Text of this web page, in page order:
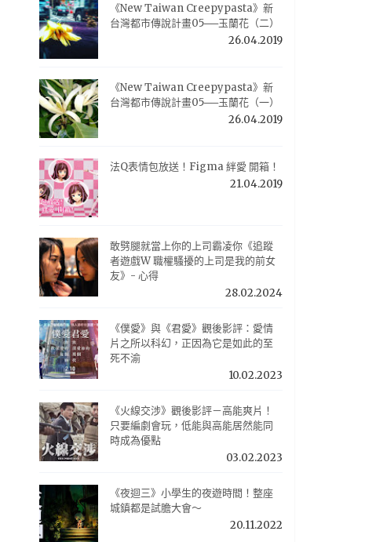
《New Taiwan Creepypasta》新
台灣都市傳說計畫05──玉蘭花（二）
26.04.2019
《New Taiwan Creepypasta》新
台灣都市傳說計畫05──玉蘭花（一）
26.04.2019
法Q表情包放送！Figma 絆愛 開箱！
21.04.2019
敢劈腿就當上你的上司霸凌你《追蹤
者遊戲W 職權騷擾的上司是我的前女
友》- 心得
28.02.2024
《僕愛》與《君愛》觀後影評：愛情
片之所以科幻，正因為它是如此的至
死不渝
10.02.2023
《火線交涉》觀後影評－高能爽片！
只要編劇會玩，低能與高能居然能同
時成為優點
03.02.2023
《夜迴三》小學生的夜遊時間！整座
城鎮都是試膽大會～
20.11.2022